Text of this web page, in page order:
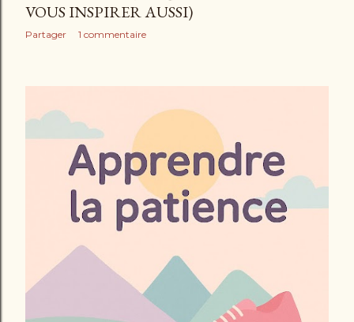
VOUS INSPIRER AUSSI)
Partager 1 commentaire